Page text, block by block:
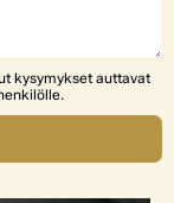
kysymykset auttavat